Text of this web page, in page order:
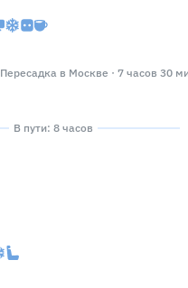
Пересадка в Москве · 7 часов 30
В пути: 8 часов